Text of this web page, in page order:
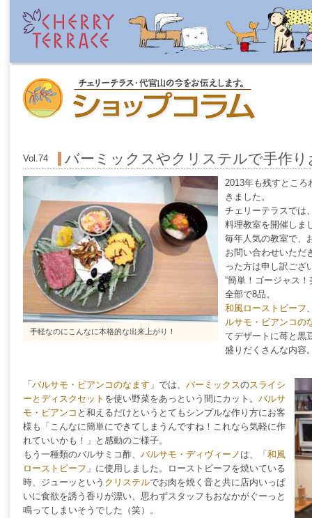
Vol.74 バーミックスやクリステルで手作
手軽なのにこんなに本格的な出来上がり！
2013年も残すところ
きました。
チェリーテラスでは
料理教室を開催しま
毎年人気の教室で、
お問い合わせいただ
った方は申し訳ござ
“簡単！ゴージャス
全部で8品。
和風ローストビーフ
ルサモ・ビアンコの
てデザートに苺と黒
盛りだくさんな内容
「 バルサモ・ビアンコのなます 」では、 バーミックスのスライシ
ーとディスクセット を使い野菜をあっという間にカット。 バルサ
モ・ビアンコ と和えるだけというとてもシンプルな作り方にお客
様も「こんなに簡単にできてしまうんですね！これなら気軽に作
れていいかも！」と感動のご様子。
もう一種類のバルサミコ酢、 バルサモ・ディヴィーノ は、「 和風
ローストビーフ 」に使用しました。ローストビーフを焼いている
時、ジューッという クリステルでお肉を焼く音と共に店内いっぱ
いに食欲を誘う香りが漂い、思わずスタッフもおなかがぐーっと
鳴ってしまいそうでした（笑）。